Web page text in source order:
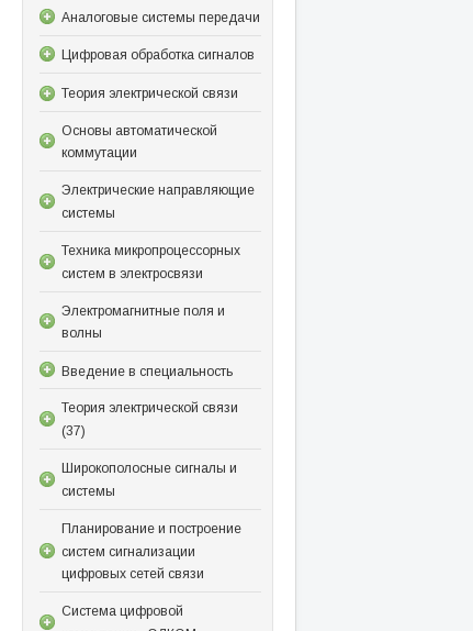
Аналоговые системы передачи
Цифровая обработка сигналов
Теория электрической связи
Основы автоматической
коммутации
Электрические направляющие
системы
Техника микропроцессорных
систем в электросвязи
Электромагнитные поля и
волны
Введение в специальность
Теория электрической связи
(37)
Широкополосные сигналы и
системы
Планирование и построение
систем сигнализации
цифровых сетей связи
Система цифровой